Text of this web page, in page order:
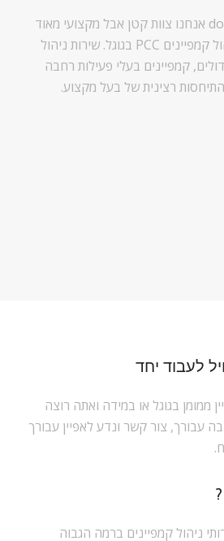
נעים מאוד אנחנו doran אנחנו צוות קטן אבל מקצועי מאוד
המתמחה אך ורק בניהול קמפיינים PCC בגוגל. שירות ניהול
קמפיינים בעלי פעילות רחבה
רצינית של בעל מקצוע.
לעבוד יחד
ממומן בגוגל או במידה ואתה רוצה
עבורך, צור קשר ונדע לאפיין עבורך
ניהול קמפיינים ברמה הגבוה